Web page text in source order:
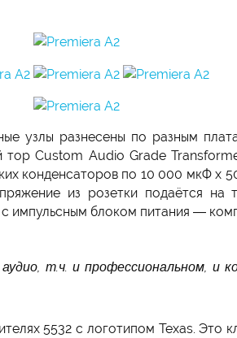
узлы разнесены по разным
тор Custom Audio Grade
конденсаторов по 10 000 мкФ х
из розетки подаётся на
импульсным блоком питания —
т.ч. и профессиональном, и
5532 с логотипом Texas. Это